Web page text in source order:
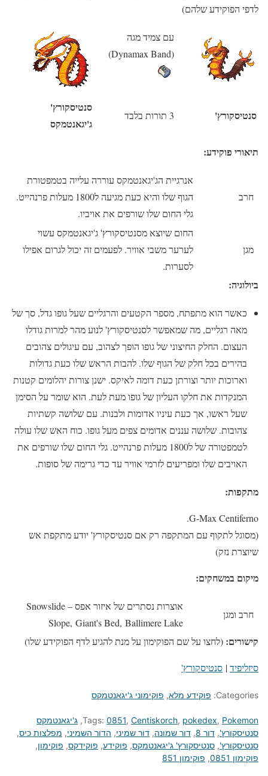
לדפי הפוקידע שלהם)
עם צמיד מגה
(Dynamax Band)
סנטיסקורץ' 3 תורות בלבד
סנטיסקורץ'
ג'יגאנטמקס
תיאורי פוקידע:
חרב
אנרגיית הג'יגאנטמקס עוררה עלייה בטמפטורת
הגוף שלו והיא כעת מגיעה ל1800 מעלות פרנהייט.
גלי החום שלו שורפים את אויביו.
מגן
החום שיוצא מסנטיסקורץ' ג'יגאנטמקס עשוי
לערער משבי אוויר. לפעמים זה יכול לגרום אפילו
לסערות.
ביולוגיה:
כאשר הוא מתפתח, מספר הקטעים והרגליים שעל גופו גדל, סך של
מאה רגליים, מה שמאפשר לסנטיסקורץ' לנוע מהר למרות גודלו
העצום. החלק החיצוני של גופו הופך לצהוב, עם עיגולים צהובים
בהירים בכל חלק של הגוף שלו. להבות הראש שלו כעת גדולות
וארוכות יותר וצורתן כעת דומה לאיקס. ישנן צורות יהלומים קטנות
המנקדות את חלקו העליון של גופו מעת לעת. הוא שומר על הסימן
שעל ראשו, אך כעת עיניו אדומות ולבנות. עם שלושה קשתיות
צהובות. שלושה עננים אדומים צפים מעל גופו. כוח האש שלו עולה
לטמפטורה של ל1800 מעלות פרנהייט. גלי החום שלו שורפים את
האויבים שלו ומפריעים לזרמי אוויר עד כדי גרימה של סופות.
מתקפות:
G-Max Centiferno.
(מסוגל לתקוף עם המתקפה רק אם סנטיסקורץ' יודע מתקפת אש
שיוצרת נזק)
מיקום במשחקים:
חרב ומגן
אוצרות נסתרים של איזור אפס – Snowslide
Slope, Giant's Bed, Ballimere Lake
קישורים: (לחצו על שם הפוקימון על מנת להגיע לדף הפוקידע שלו)
סיזליפיד| סנטיסקורץ'
Categories: פוקידע מלא, פוקימוני ג'יגאנטמקס
Tags: 0851, Centiskorch, pokedex, Pokemon
, ג'יגאנטמקס
סנטיסקורץ', דור 8 , דור שמונה, דור שמיני, הדור השמיני, מפלצות כיס,
סנטיסקורץ', סנטיסקורץ' ג'יגאנטמקס, פוקידע, פוקידקס, פוקימון,
פוקימון 0851
, פוקימון 851